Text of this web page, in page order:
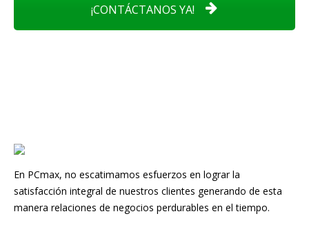
¡CONTÁCTANOS YA!
En PCmax, no escatimamos esfuerzos en lograr la
satisfacción integral de nuestros clientes generando de esta
manera relaciones de negocios perdurables en el tiempo.